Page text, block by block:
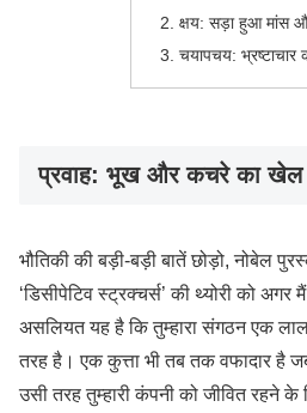
क्षय: सड़ा हुआ मांस
चयापचय: भ्रष्टाचार
प्रवाह: भूख और कचरे का खेल
भौतिकी की बड़ी-बड़ी बातें छोड़ो, नोबेल
‘डिसीपेटिव स्ट्रक्चर्स’ की थ्योरी को
असलियत यह है कि तुम्हारा संगठन एक
तरह है। एक कुत्ता भी तब तक वफादार है
उसी तरह तुम्हारी कंपनी को जीवित रहने के